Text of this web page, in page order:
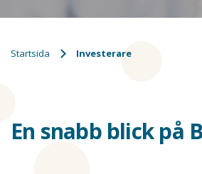
Breadcrumbs
Startsida Investerare
En snabb blick på